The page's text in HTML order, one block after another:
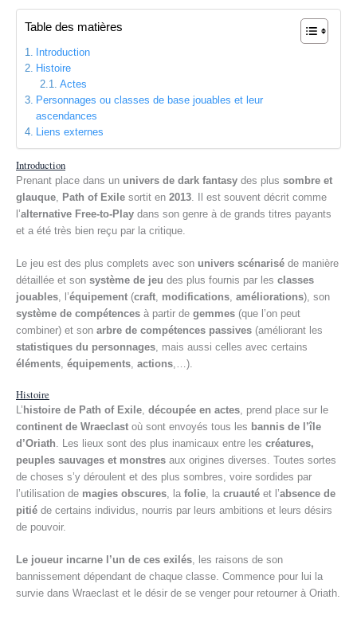
Table des matières
Introduction
Histoire
Actes
Personnages ou classes de base jouables et leur
ascendances
Liens externes
Introduction
Prenant place dans un univers de dark fantasy des plus sombre et
glauque Path of Exile sortit en 2013 . Il est souvent décrit comme
l’alternative Free-to-Play dans son genre à de grands titres payants
et a été très bien reçu par la critique.
Le jeu est des plus complets avec son univers scénarisé de manière
détaillée et son système de jeu des plus fournis par les classes
jouables, l’équipement (craft, modifications, améliorations), son
système de compétences à partir de gemmes (que l’on peut
combiner) et son arbre de compétences passives (améliorant les
statistiques du personnages, mais aussi celles avec certains
éléments, équipements, actions,…).
Histoire
L’histoire de Path of Exile découpée en actes , prend place sur le
continent de Wraeclast où sont envoyés tous les bannis de l’île
d’Oriath . Les lieux sont des plus inamicaux entre les créatures,
peuples sauvages et monstres aux origines diverses. Toutes sortes
de choses s’y déroulent et des plus sombres, voire sordides par
l’utilisation de magies obscures , la folie , la cruauté et l’absence de
pitié de certains individus, nourris par leurs ambitions et leurs désirs
de pouvoir.
Le joueur incarne l’un de ces exilés , les raisons de son
bannissement dépendant de chaque classe. Commence pour lui la
survie dans Wraeclast et le désir de se venger pour retourner à Oriath.